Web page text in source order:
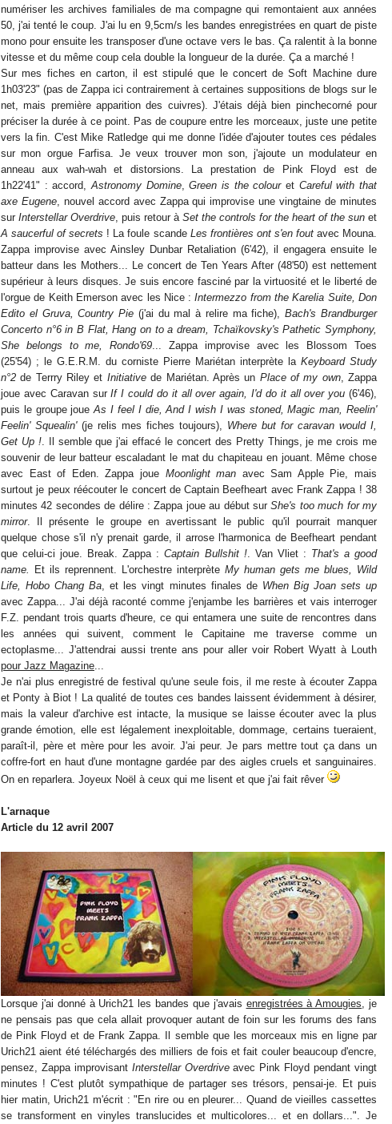
numériser les archives familiales de ma compagne qui remontaient aux années
50, j'ai tenté le coup. J'ai lu en 9,5cm/s les bandes enregistrées en quart de piste
mono pour ensuite les transposer d'une octave vers le bas. Ça ralentit à la bonne
vitesse et du même coup cela double la longueur de la durée. Ça a marché !
Sur mes fiches en carton, il est stipulé que le concert de Soft Machine dure
1h03'23" (pas de Zappa ici contrairement à certaines suppositions de blogs sur le
net, mais première apparition des cuivres). J'étais déjà bien pinchecorné pour
préciser la durée à ce point. Pas de coupure entre les morceaux, juste une petite
vers la fin. C'est Mike Ratledge qui me donne l'idée d'ajouter toutes ces pédales
sur mon orgue Farfisa. Je veux trouver mon son, j'ajoute un modulateur en
anneau aux wah-wah et distorsions. La prestation de Pink Floyd est de
1h22'41" : accord, Astronomy Domine,Green is the colouret Careful with that
axe Eugene, nouvel accord avec Zappa qui improvise une vingtaine de minutes
sur Interstellar Overdrive , puis retour à Set the controls for the heart of the sun et
A saucerful of secrets ! La foule scande Les frontières ont s'en foutavec Mouna.
Zappa improvise avec Ainsley Dunbar Retaliation (6'42), il engagera ensuite le
batteur dans les Mothers... Le concert de Ten Years After (48'50) est nettement
supérieur à leurs disques. Je suis encore fasciné par la virtuosité et le liberté de
l'orgue de Keith Emerson avec les Nice :Intermezzo from the Karelia Suite, Don
Edito el Gruva, Country Pie (j'ai du mal à relire ma fiche),Bach's Brandburger
Concerto n°6 in B Flat, Hang on to a dream, Tchaïkovsky's Pathetic Symphony,
She belongs to me, Rondo'69 ... Zappa improvise avec les Blossom Toes
(25'54) ; le G.E.R.M. du corniste Pierre Mariétan interprète la Keyboard Study
n°2 de Terrry Riley et Initiativede Mariétan. Après un Place of my own, Zappa
joue avec Caravan surIf I could do it all over again, I'd do it all over you (6'46),
puis le groupe joueAs I feel I die, And I wish I was stoned, Magic man, Reelin'
Feelin' Squealin' (je relis mes fiches toujours), Where but for caravan would I,
Get Up !. Il semble que j'ai effacé le concert des Pretty Things, je me crois me
souvenir de leur batteur escaladant le mat du chapiteau en jouant. Même chose
avec East of Eden. Zappa joue Moonlight man avec Sam Apple Pie, mais
surtout je peux réécouter le concert de Captain Beefheart avec Frank Zappa ! 38
minutes 42 secondes de délire : Zappa joue au début surShe's too much for my
mirror. Il présente le groupe en avertissant le public qu'il pourrait manquer
quelque chose s'il n'y prenait garde, il arrose l'harmonica de Beefheart pendant
que celui-ci joue. Break. Zappa :Captain Bullshit !. Van Vliet : That's a good
name.
Et ils reprennent. L'orchestre interprète My human gets me blues, Wild
Life, Hobo Chang Ba , et les vingt minutes finales de When Big Joan sets up
avec Zappa... J'ai déjà raconté comme j'enjambe les barrières et vais interroger
F.Z. pendant trois quarts d'heure, ce qui entamera une suite de rencontres dans
les années qui suivent, comment le Capitaine me traverse comme un
ectoplasme... J'attendrai aussi trente ans pour aller voir Robert Wyatt à Louth
pour Jazz Magazine
Je n'ai plus enregistré de festival qu'une seule fois, il me reste à écouter Zappa
et Ponty à Biot ! La qualité de toutes ces bandes laissent évidemment à désirer,
mais la valeur d'archive est intacte, la musique se laisse écouter avec la plus
grande émotion, elle est légalement inexploitable, dommage, certains tueraient,
paraît-il, père et mère pour les avoir. J'ai peur. Je pars mettre tout ça dans un
coffre-fort en haut d'une montagne gardée par des aigles cruels et sanguinaires.
On en reparlera. Joyeux Noël à ceux qui me lisent et que j'ai fait rêver
L'arnaque
Article du 12 avril 2007
Lorsque j'ai donné à Urich21 les bandes que j'avais enregistrées à Amougies , je
ne pensais pas que cela allait provoquer autant de foin sur les forums des fans
de Pink Floyd et de Frank Zappa. Il semble que les morceaux mis en ligne par
Urich21 aient été téléchargés des milliers de fois et fait couler beaucoup d'encre,
pensez, Zappa improvisant Interstellar Overdriveavec Pink Floyd pendant vingt
minutes ! C'est plutôt sympathique de partager ses trésors, pensai-je. Et puis
hier matin, Urich21 m'écrit : "En rire ou en pleurer... Quand de vieilles cassettes
se transforment en vinyles translucides et multicolores... et en dollars...". Je